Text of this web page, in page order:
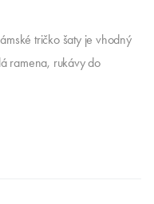
tričko šaty je vhodný
ramena, rukávy do